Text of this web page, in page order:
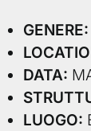
GENERE:
DATA:
LUOGO: